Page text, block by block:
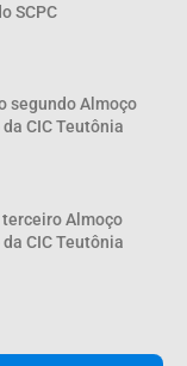
SCPC
segundo Almoço
CIC Teutônia
Almoço
CIC Teutônia